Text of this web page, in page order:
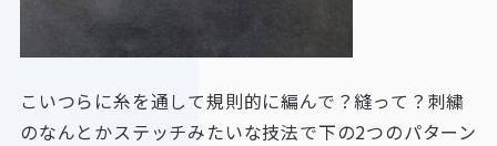
こいつらに糸を通して規則的に編んで？縫って？刺繍
のなんとかステッチみたいな技法で下の2つのパターン